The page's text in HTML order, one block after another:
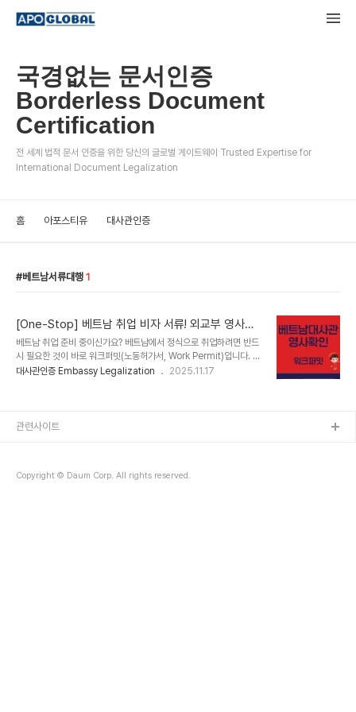
국경없는 문서인증
Borderless Document
Certification
전 세계 법적 문서 인증을 위한 당신의 글로벌 게이트웨이 Trusted Expertise for
International Document Legalization
홈 아포스티유 대사관인증
베트남서류대행 1
[One-Stop] 베트남 취업 비자 서류! 외교부 영사확
인부터 대사관 인증까지 초고속 처리
베트남 취업 준비 중이신가요? 베트남에서 정식으로 취업하려면 반드
시 필요한 것이 바로 워크퍼밋(노동허가서, Work Permit)입니다. 한
국에서 발급받은 서류, 그냥 번역만 해서 제출하면 절대 안 됩니다! 졸
드립니다!​📄 워크퍼밋 제출 필수 서류구분서류명비고🎓 학력졸업증
한눈에 보기단계기관핵심내용1..
대사관인증 Embassy Legalization 2025.11.17
Copyright © Daum Corp. All rights reserved.
관련사이트